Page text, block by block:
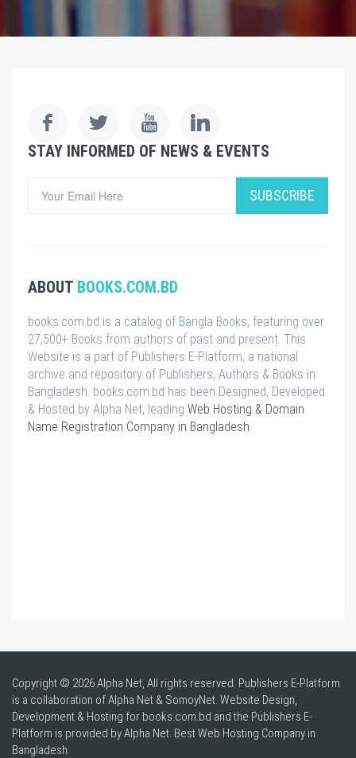
STAY INFORMED OF NEWS & EVENTS
SUBSCRIBE
ABOUT BOOKS.COM.BD
books.com.bd is a catalog of Bangla Books, featuring over
27,500+ Books from authors of past and present. This
Website is a part of Publishers E-Platform, a national
archive and repository of Publishers, Authors & Books in
Bangladesh. books.com.bd has been Designed, Developed
& Hosted by Alpha Net, leading Web Hosting & Domain
Name Registration Company in Bangladesh.
Copyright © 2026 Alpha Net, All rights reserved. Publishers E-Platform
is a collaboration of Alpha Net & SomoyNet. Website Design,
Development & Hosting for books.com.bd and the Publishers E-
Platform is provided by Alpha Net. BestWeb Hosting Company in
Bangladesh.